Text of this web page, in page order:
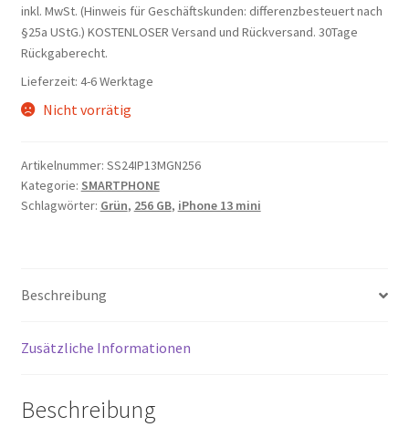
Preis
war:
869,00 €
Preis
ist:
inkl. MwSt. (Hinweis für Geschäftskunden: differenzbesteuert nach
§25a UStG.) KOSTENLOSER Versand und Rückversand. 30Tage
Rückgaberecht.
Lieferzeit: 4-6 Werktage
Nicht vorrätig
Artikelnummer: SS24IP13MGN256
Kategorie: SMARTPHONE
Schlagwörter: Grün, 256 GB, iPhone 13 mini
Beschreibung
Zusätzliche Informationen
Beschreibung